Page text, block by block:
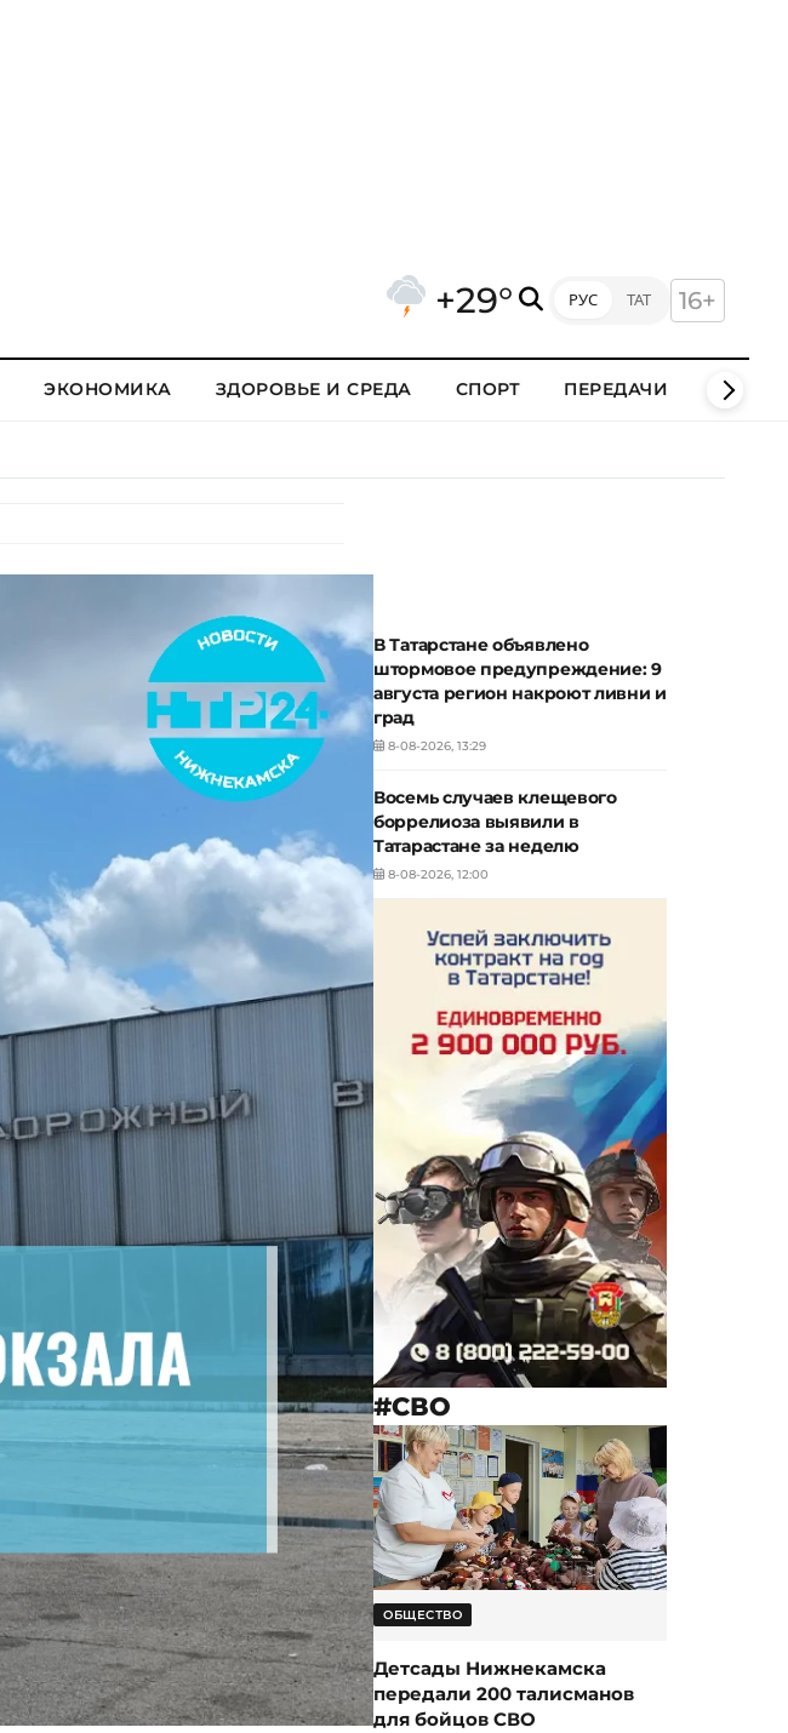
+29° РУС ТАТ 16+
ЭКОНОМИКА ЗДОРОВЬЕ И СРЕДА СПОРТ ПЕРЕДАЧИ КЛИПЫ
В Татарстане объявлено
штормовое предупреждение: 9
августа регион накроют ливни и
град
8-08-2026, 13:29
Восемь случаев клещевого
боррелиоза выявили в
Татарастане за неделю
8-08-2026, 12:00
#СВО
ОБЩЕСТВО
Детсады Нижнекамска
передали 200 талисманов
для бойцов СВО